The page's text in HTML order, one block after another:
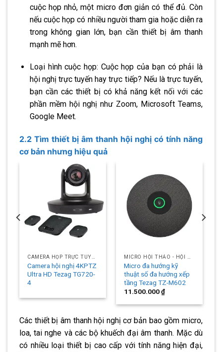
cuộc họp nhỏ, một micro đơn giản có thể đủ. Còn
nếu cuộc họp có nhiều người tham gia hoặc diễn ra
trong không gian lớn, bạn cần thiết bị âm thanh
mạnh mẽ hơn.
Loại hình cuộc họp: Cuộc họp của bạn có phải là
hội nghị trực tuyến hay trực tiếp? Nếu là trực tuyến,
bạn cần các thiết bị có khả năng kết nối với các
phần mềm hội nghị như Zoom, Microsoft Teams,
Google Meet.
2.2 Tìm thiết bị âm thanh hội nghị có tính năng
cơ bản nhưng hiệu quả
Camera hội nghị 4KPTZ
Ultra HD Tezag TG720-
4
Micro đa hướng kỹ
thuật số đa hướng xếp
tầng Tezag TZ-M602
11.500.000₫
Các thiết bị âm thanh hội nghị cơ bản bao gồm micro,
loa, tai nghe và các bộ khuếch đại âm thanh. Mặc dù
có nhiều loại thiết bị cao cấp với tính năng hiện đại,